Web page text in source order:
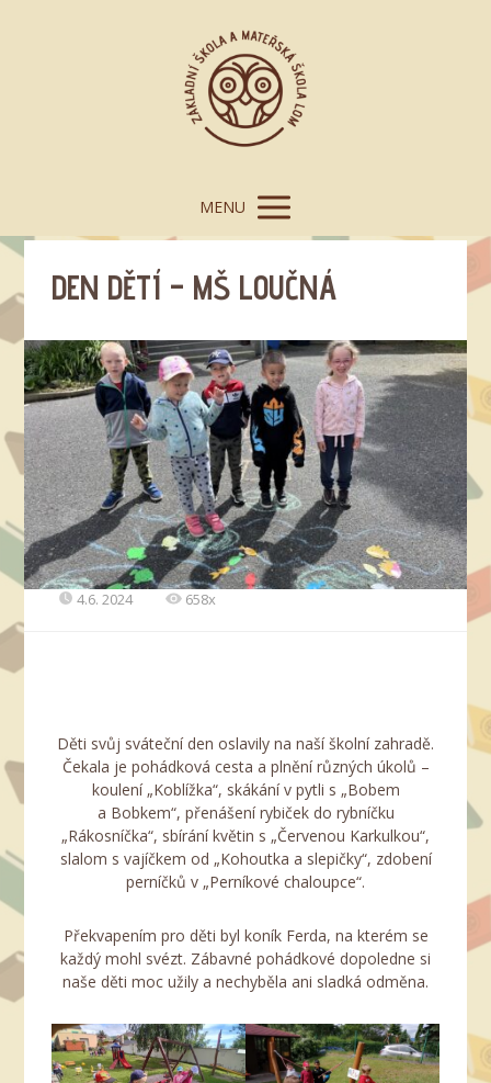
MENU
DEN DĚTÍ – MŠ LOUČNÁ
4.6. 2024 658x
Děti svůj sváteční den oslavily na naší školní zahradě.
Čekala je pohádková cesta a plnění různých úkolů –
koulení „Koblížka“, skákání v pytli s „Bobem
a Bobkem“, přenášení rybiček do rybníčku
„Rákosníčka“, sbírání květin s „Červenou Karkulkou“,
slalom s vajíčkem od „Kohoutka a slepičky“, zdobení
perníčků v „Perníkové chaloupce“.
Překvapením pro děti byl koník Ferda, na kterém se
každý mohl svézt. Zábavné pohádkové dopoledne si
naše děti moc užily a nechyběla ani sladká odměna.